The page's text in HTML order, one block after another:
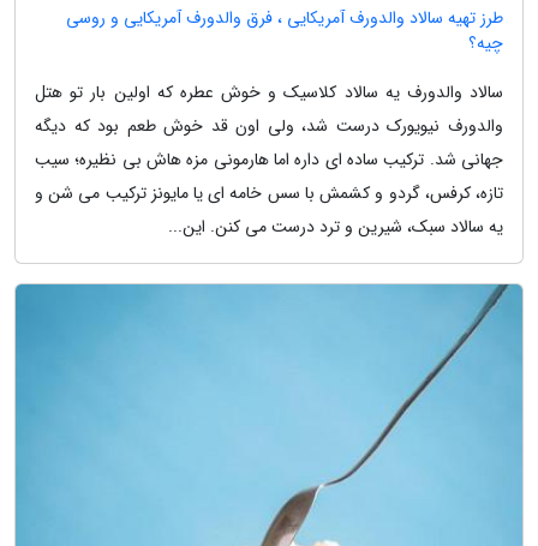
طرز تهیه سالاد والدورف آمریکایی ، فرق والدورف آمریکایی و روسی
چیه؟
سالاد والدورف یه سالاد کلاسیک و خوش عطره که اولین بار تو هتل
والدورف نیویورک درست شد، ولی اون قد خوش طعم بود که دیگه
جهانی شد. ترکیب ساده ای داره اما هارمونی مزه هاش بی نظیره؛ سیب
تازه، کرفس، گردو و کشمش با سس خامه ای یا مایونز ترکیب می شن و
یه سالاد سبک، شیرین و ترد درست می کنن. این...